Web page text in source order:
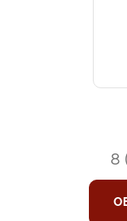
8